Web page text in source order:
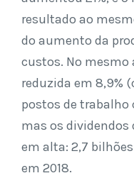
resultado ao
do aumento da
custos. No mesmo
reduzida em 8,9%
postos de trabalho
mas os
em alta: 2,7
em 2018.